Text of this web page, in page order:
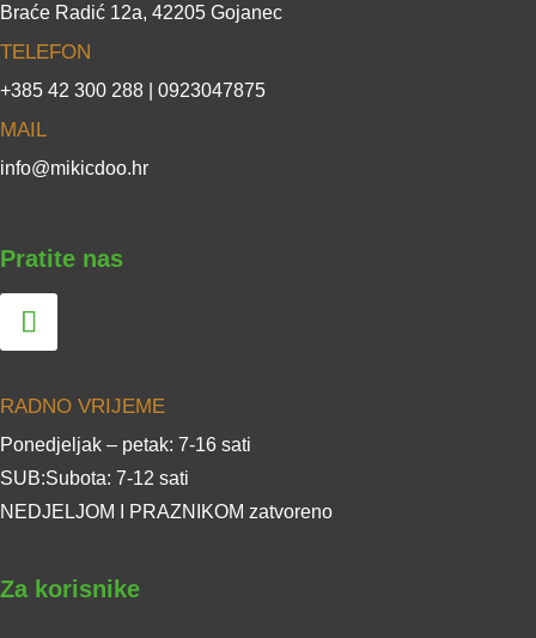
Braće Radić 12a, 42205 Gojanec
TELEFON
+385 42 300 288 | 0923047875
MAIL
info@mikicdoo.hr
Pratite nas
RADNO VRIJEME
Ponedjeljak – petak: 7-16 sati
SUB:Subota: 7-12 sati
NEDJELJOM I PRAZNIKOM zatvoreno
Za korisnike